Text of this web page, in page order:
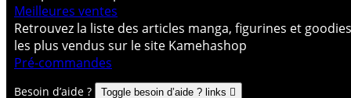
Meilleures ventes
Retrouvez la liste des articles manga, figurines et goodies
les plus vendus sur le site Kamehashop
Pré-commandes
Besoin d’aide ? Toggle besoin d’aide ? links 